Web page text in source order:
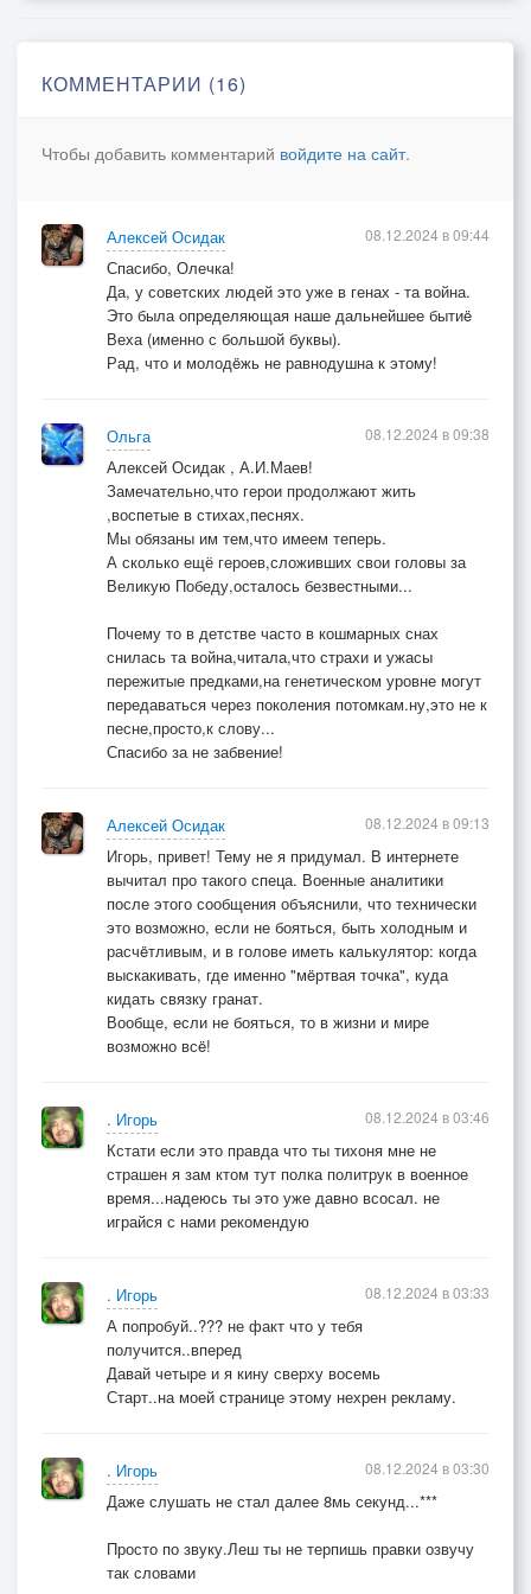
И теперь как орехи / За грехи, не огрехи!
Я щелка'ю все танки врага.
Чтоб их предь не ступала нога!
* Посвящено Василию Путчину, уничтожившему в
1941 г. только одними гранатами 37 немецких
танков
unichtozhil…
КОММЕНТАРИИ (16)
Чтобы добавить комментарий войдите на сайт.
Алексей Осидак
Спасибо, Олечка!
Да, у советских людей это уже в генах - та война.
Это была определяющая наше дальнейшее бытиë
Веха (именно с большой буквы).
Рад, что и молодëжь не равнодушна к этому!
08.12.2024 в 09:44
Ольга
Алексей Осидак , А.И.Маев!
Замечательно,что герои продолжают жить
,воспетые в стихах,песнях.
Мы обязаны им тем,что имеем теперь.
А сколько ещё героев,сложивших свои головы за
Великую Победу,осталось безвестными...
Почему то в детстве часто в кошмарных снах
снилась та война,читала,что страхи и ужасы
пережитые предками,на генетическом уровне могут
передаваться через поколения потомкам.ну,это не к
песне,просто,к слову...
Спасибо за не забвение!
08.12.2024 в 09:38
Алексей Осидак
Игорь, привет! Тему не я придумал. В интернете
вычитал про такого спеца. Военные аналитики
после этого сообщения объяснили, что технически
это возможно, если не бояться, быть холодным и
расчëтливым, и в голове иметь калькулятор: когда
выскакивать, где именно "мëртвая точка", куда
кидать связку гранат.
Вообще, если не бояться, то в жизни и мире
возможно всë!
08.12.2024 в 09:13
. Игорь
Кстати если это правда что ты тихоня мне не
страшен я зам ктом тут полка политрук в военное
время...надеюсь ты это уже давно всосал. не
играйся с нами рекомендую
08.12.2024 в 03:46
. Игорь
А попробуй..??? не факт что у тебя
получится..вперед
Давай четыре и я кину сверху восемь
Старт..на моей странице этому нехрен рекламу.
08.12.2024 в 03:33
. Игорь
Даже слушать не стал далее 8мь секунд...***
Просто по звуку.Леш ты не терпишь правки озвучу
так словами
08.12.2024 в 03:30